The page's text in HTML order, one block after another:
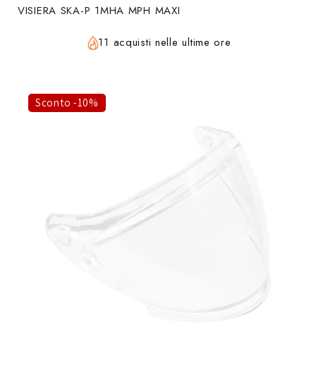
VISIERA SKA-P 1MHA MPH MAXI
11 acquisti nelle ultime ore
Sconto -10%